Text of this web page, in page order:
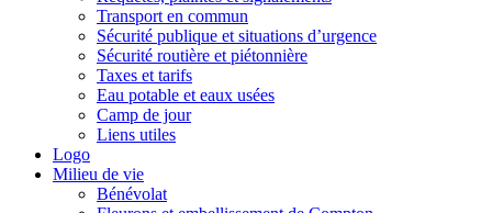
Transport en commun
Sécurité publique et situations d’urgence
Sécurité routière et piétonnière
Taxes et tarifs
Eau potable et eaux usées
Camp de jour
Liens utiles
Logo
Milieu de vie
Bénévolat